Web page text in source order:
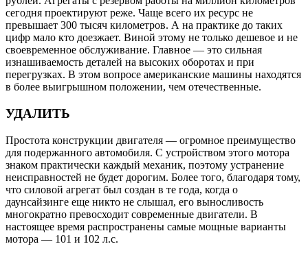
сегодня проектируют реже. Чаще всего их ресурс не
превышает 300 тысяч километров. А на практике до таких
цифр мало кто доезжает. Виной этому не только дешевое и не
своевременное обслуживание. Главное — это сильная
изнашиваемость деталей на высоких оборотах и при
перегрузках. В этом вопросе американские машины находятся
в более выигрышном положении, чем отечественные.
УДАЛИТЬ
Простота конструкции двигателя — огромное преимущество
для подержанного автомобиля. С устройством этого мотора
знаком практически каждый механик, поэтому устранение
неисправностей не будет дорогим. Более того, благодаря тому,
что силовой агрегат был создан в те года, когда о
даунсайзинге еще никто не слышал, его выносливость
многократно превосходит современные двигатели. В
настоящее время распространены самые мощные варианты
мотора — 101 и 102 л.с.